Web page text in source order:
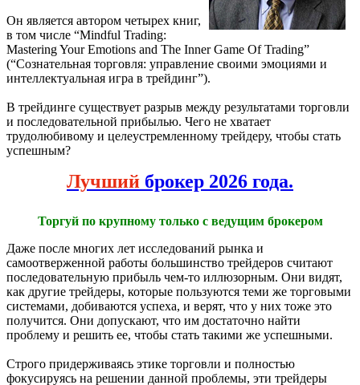
Он является автором четырех книг,
в том числе “Mindful Trading:
Mastering Your Emotions and The Inner Game Of Trading”
(“Сознательная торговля: управление своими эмоциями и
интеллектуальная игра в трейдинг”).
В трейдинге существует разрыв между результатами торговли
и последовательной прибылью. Чего не хватает
трудолюбивому и целеустремленному трейдеру, чтобы стать
успешным?
Лучший брокер 2026 года.
Торгуй по крупному только с ведущим брокером
Даже после многих лет исследований рынка и
самоотверженной работы большинство трейдеров считают
последовательную прибыль чем-то иллюзорным. Они видят,
как другие трейдеры, которые пользуются теми же торговыми
системами, добиваются успеха, и верят, что у них тоже это
получится. Они допускают, что им достаточно найти
проблему и решить ее, чтобы стать такими же успешными.
Строго придерживаясь этике торговли и полностью
фокусируясь на решении данной проблемы, эти трейдеры